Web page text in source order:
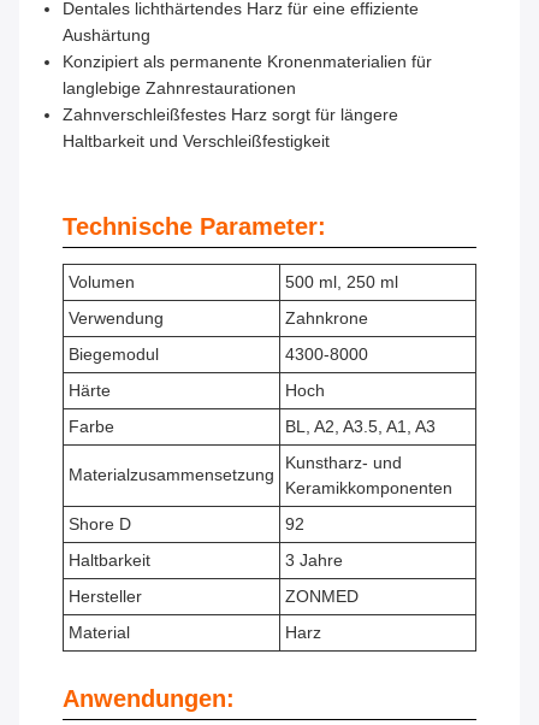
Dentales lichthärtendes Harz für eine effiziente
Aushärtung
Konzipiert als permanente Kronenmaterialien für
langlebige Zahnrestaurationen
Zahnverschleißfestes Harz sorgt für längere
Haltbarkeit und Verschleißfestigkeit
Technische Parameter:
Volumen
500 ml, 250 ml
Verwendung
Zahnkrone
Biegemodul
4300-8000
Härte
Hoch
Farbe
BL, A2, A3.5, A1, A3
Materialzusammensetzung
Kunstharz- und
Keramikkomponenten
Shore D
92
Haltbarkeit
3 Jahre
Hersteller
ZONMED
Material
Harz
Anwendungen: